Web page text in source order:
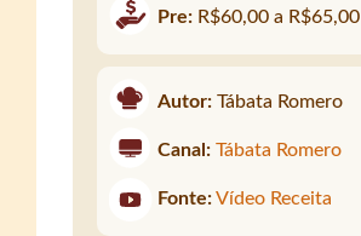
Pre: R$60,00 a R$65,00
Autor: Tábata Romero
Canal: Tábata Romero
Fonte: Vídeo Receita